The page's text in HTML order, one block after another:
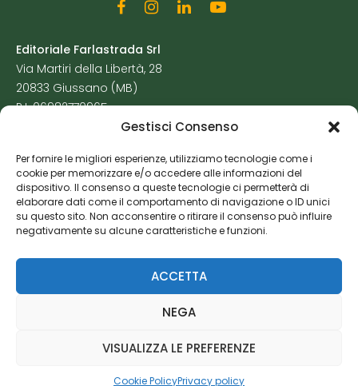
Gestisci Consenso
Per fornire le migliori esperienze, utilizziamo tecnologie come i
cookie per memorizzare e/o accedere alle informazioni del
dispositivo. Il consenso a queste tecnologie ci permetterà di
elaborare dati come il comportamento di navigazione o ID unici
su questo sito. Non acconsentire o ritirare il consenso può influire
negativamente su alcune caratteristiche e funzioni.
ACCETTA
NEGA
VISUALIZZA LE PREFERENZE
Cookie PolicyPrivacy policy
Editoriale Farlastrada Srl
Via Martiri della Libertà, 28
20833 Giussano (MB)
P.I. 06982770965
Cookie Policy
Risorse Aggiuntive